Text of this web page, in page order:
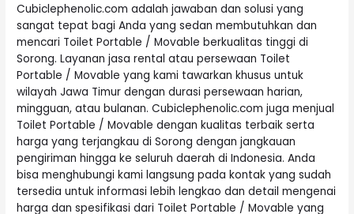
Cubiclephenolic.com adalah jawaban dan solusi yang
sangat tepat bagi Anda yang sedan membutuhkan dan
mencari Toilet Portable / Movable berkualitas tinggi di
Sorong. Layanan jasa rental atau persewaan Toilet
Portable / Movable yang kami tawarkan khusus untuk
wilayah Jawa Timur dengan durasi persewaan harian,
mingguan, atau bulanan. Cubiclephenolic.com juga menjual
Toilet Portable / Movable dengan kualitas terbaik serta
harga yang terjangkau di Sorong dengan jangkauan
pengiriman hingga ke seluruh daerah di Indonesia. Anda
bisa menghubungi kami langsung pada kontak yang sudah
tersedia untuk informasi lebih lengkao dan detail mengenai
harga dan spesifikasi dari Toilet Portable / Movable yang